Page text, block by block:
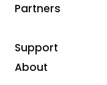
Partners
Support
About
van:
Van het online